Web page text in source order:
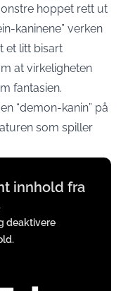
hoppet rett ut
kaninene” verken
et litt bisart
at virkeligheten
fantasien.
“demon-kanin” på
som spiller
innhold fra
deaktivere